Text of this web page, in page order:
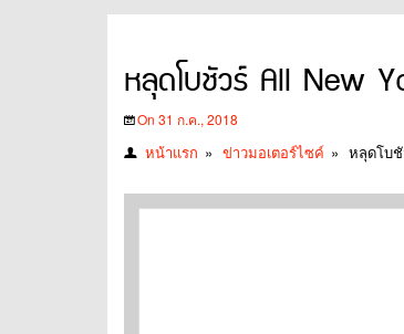
หลุดโบชัวร์ All New
On 31 ก.ค., 2018
หน้าแรก » ข่าวมอเตอร์ไซค์ » หลุดโบชั